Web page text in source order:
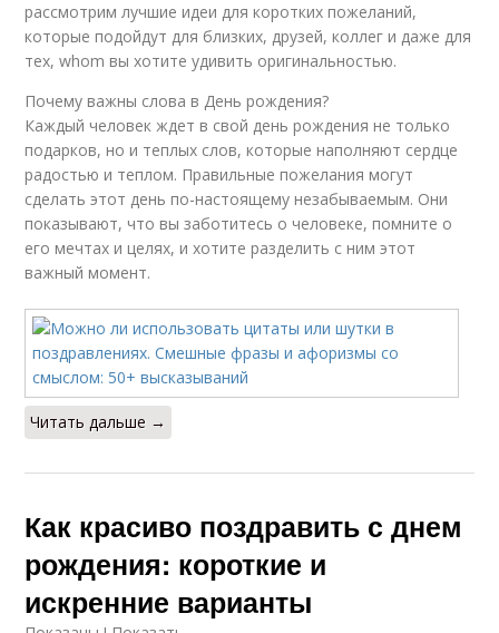
рассмотрим лучшие идеи для коротких пожеланий,
которые подойдут для близких, друзей, коллег и даже для
тех, whom вы хотите удивить оригинальностью.
Почему важны слова в День рождения?
Каждый человек ждет в свой день рождения не только
подарков, но и теплых слов, которые наполняют сердце
радостью и теплом. Правильные пожелания могут
сделать этот день по-настоящему незабываемым. Они
показывают, что вы заботитесь о человеке, помните о
его мечтах и целях, и хотите разделить с ним этот
важный момент.
Читать дальше →
Как красиво поздравить с днем
рождения: короткие и
искренние варианты